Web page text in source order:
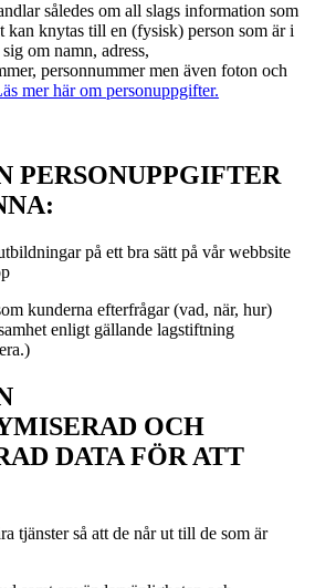
således om all slags information som
kan knytas till en (fysisk) person som är i
om namn, adress,
personnummer men även foton och
mer här om personuppgifter.
PERSONUPPGIFTER
på ett bra sätt på vår webbsite
kunderna efterfrågar (vad, när, hur)
enligt gällande lagstiftning
OCH
DATA FÖR ATT
tjänster så att de når ut till de som är